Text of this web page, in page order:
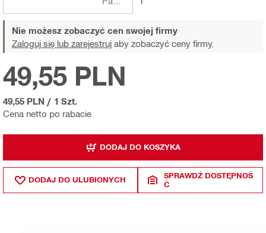
Nie możesz zobaczyć cen swojej firmy
Zaloguj się lub zarejestruj aby zobaczyć ceny firmy.
Cena netto po rabacie
49,55 PLN
49,55 PLN / 1 Szt.
DODAJ DO KOSZYKA
DODAJ DO ULUBIONYCH
SPRAWDŹ DOSTĘPNOŚ
Ć